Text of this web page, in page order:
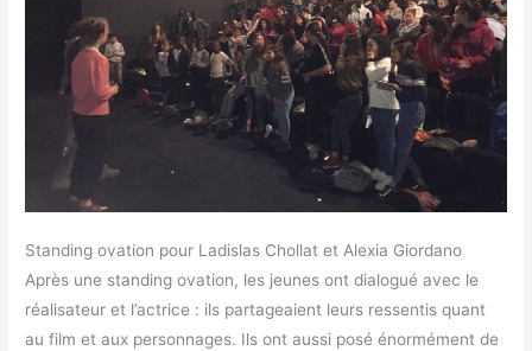
Standing ovation pour Ladislas Chollat et Alexia Giordano
Après une standing ovation, les jeunes ont dialogué avec le
réalisateur et l’actrice : ils partageaient leurs ressentis quant
au film et aux personnages. Ils ont aussi posé énormément de